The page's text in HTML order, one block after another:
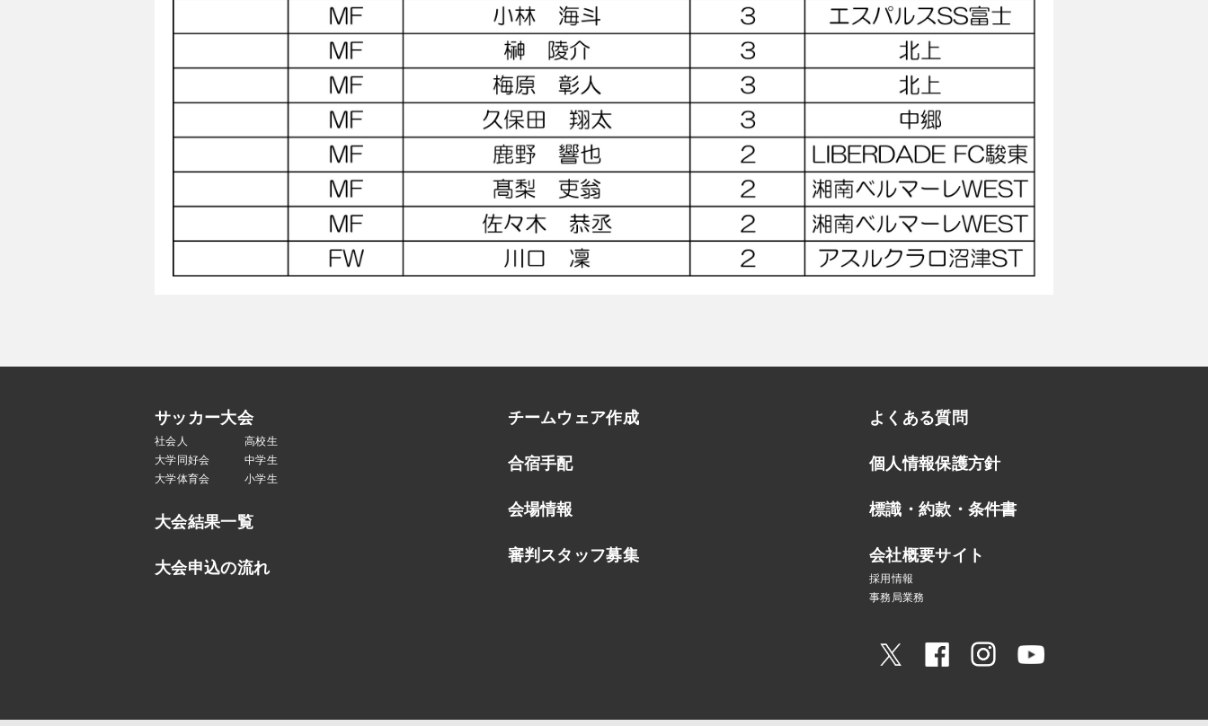
サッカー大会
社会人
大学同好会
大学体育会
高校生
中学生
小学生
大会結果一覧
大会申込の流れ
チームウェア作成
合宿手配
会場情報
審判スタッフ募集
よくある質問
個人情報保護方針
標識・約款・条件書
会社概要サイト
採用情報
事務局業務